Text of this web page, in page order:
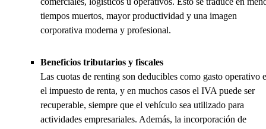
tiempos muertos, mayor productividad y una imagen
corporativa moderna y profesional.
Beneficios tributarios y fiscales
Las cuotas de renting son deducibles como gasto operativo
el impuesto de renta, y en muchos casos el IVA puede ser
recuperable, siempre que el vehículo sea utilizado para
actividades empresariales. Además, la incorporación de